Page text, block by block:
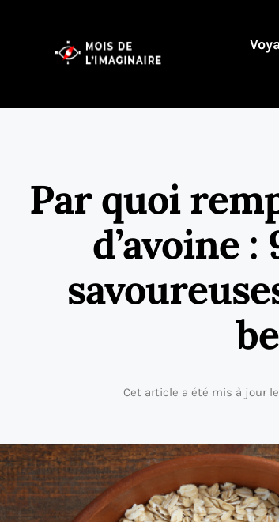
Par quoi
d’avoine
Cet article a été mis à jour